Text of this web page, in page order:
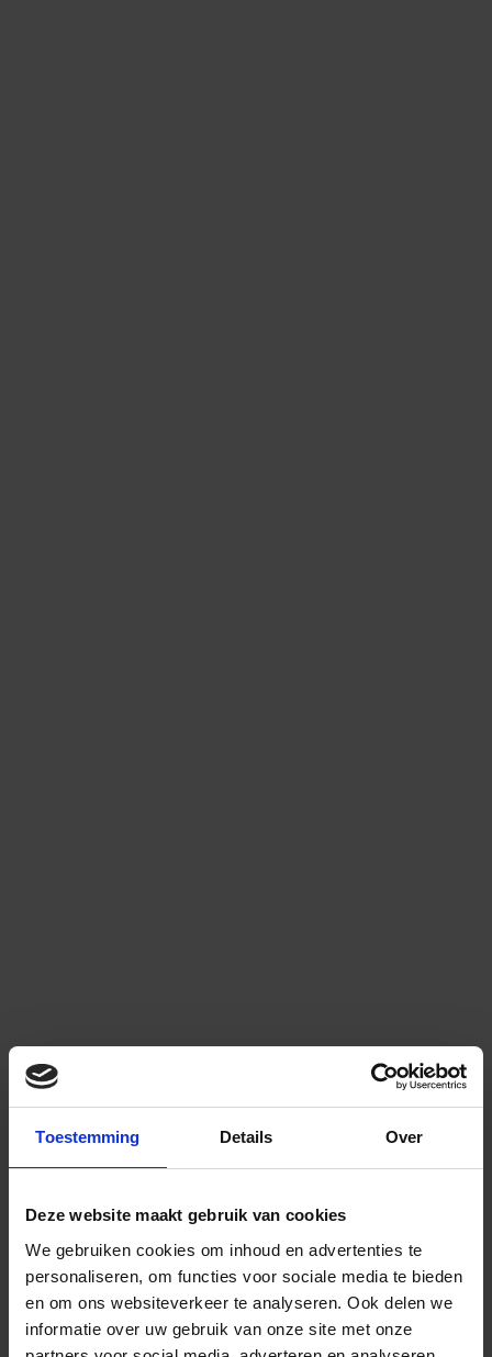
Toestemming Details Over
Deze website maakt gebruik van cookies
We gebruiken cookies om inhoud en advertenties te
personaliseren, om functies voor sociale media te bieden
en om ons websiteverkeer te analyseren. Ook delen we
informatie over uw gebruik van onze site met onze